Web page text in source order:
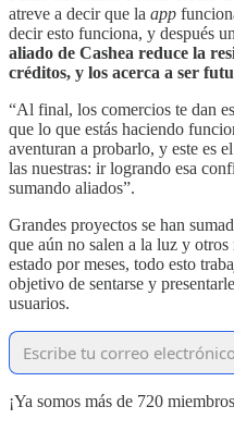
atreve a decir que la app
decir esto funciona, y después
aliado de Cashea reduce la
créditos, y los acerca a ser
“Al final, los comercios te dan
que lo que estás haciendo
aventuran a probarlo, y este es
las nuestras: ir logrando esa
sumando aliados”.
Grandes proyectos se han
que aún no salen a la luz y
estado por meses, todo esto
objetivo de sentarse y
usuarios.
¡Ya somos más de 720